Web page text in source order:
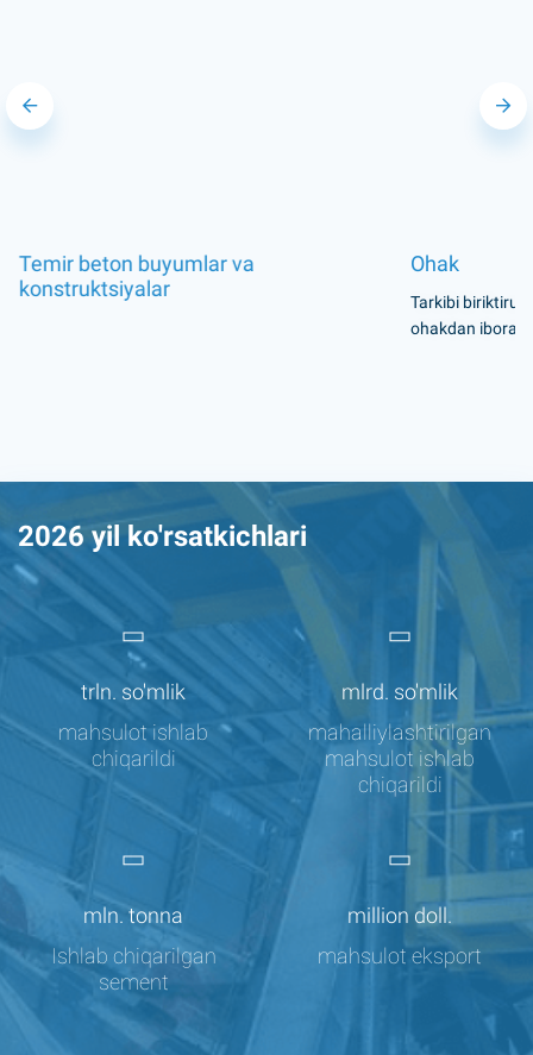
Temir beton buyumlar va
konstruktsiyalar
Ohak
Tarkibi
ohakdan iborat
2026 yil ko'rsatkichlari
-
trln. so'mlik
mahsulot ishlab
chiqarildi
-
mlrd. so'mlik
mahalliylashtirilgan
mahsulot ishlab
chiqarildi
-
mln. tonna
Ishlab chiqarilgan
sement
-
million doll.
mahsulot eksport